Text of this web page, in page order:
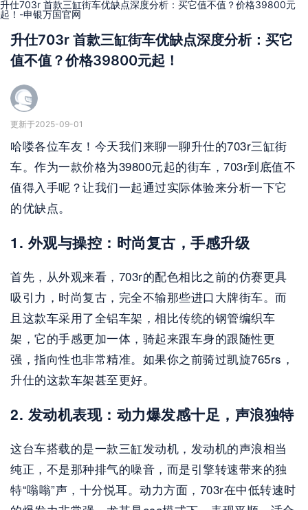
升仕703r 首款三缸街车优缺点深度分析：买它值不值？价格39800元
起！-申银万国官网
升仕703r 首款三缸街车优缺点深度分析：买它
值不值？价格39800元起！
更新于2025-09-01
哈喽各位车友！今天我们来聊一聊升仕的703r三缸街
车。作为一款价格为39800元起的街车，703r到底值不
值得入手呢？让我们一起通过实际体验来分析一下它
的优缺点。
1. 外观与操控：时尚复古，手感升级
首先，从外观来看，703r的配色相比之前的仿赛更具
吸引力，时尚复古，完全不输那些进口大牌街车。而
且这款车采用了全铝车架，相比传统的钢管编织车
架，它的手感更加一体，骑起来跟车身的跟随性更
强，指向性也非常精准。如果你之前骑过凯旋765rs，
升仕的这款车架甚至更好。
2. 发动机表现：动力爆发感十足，声浪独特
这台车搭载的是一款三缸发动机，发动机的声浪相当
纯正，不是那种排气的噪音，而是引擎转速带来的独
特“嗡嗡”声，十分悦耳。动力方面，703r在中低转速时